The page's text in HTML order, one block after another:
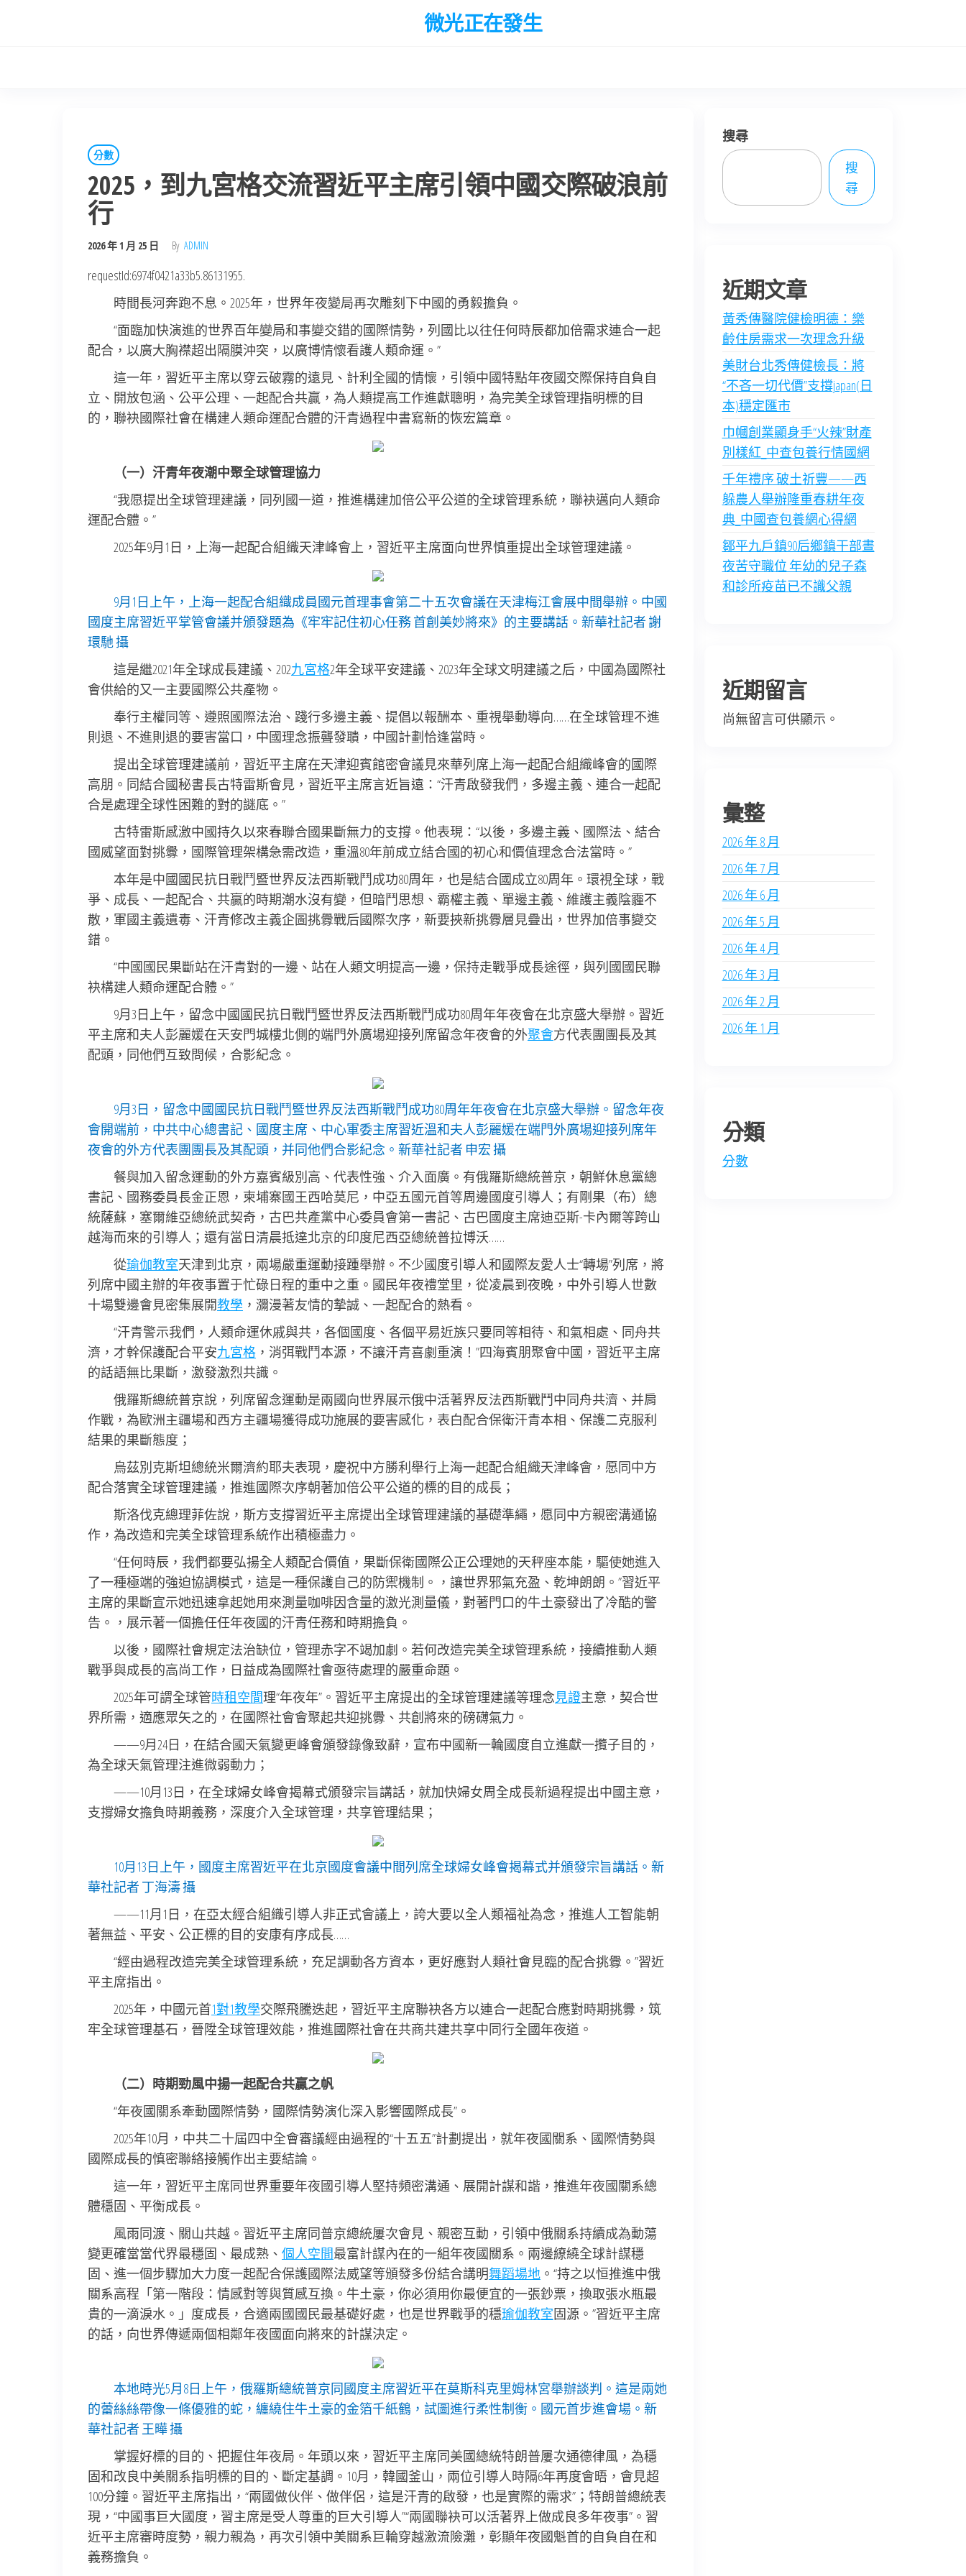
微光正在發生
分數
2025，到九宮格交流習近平主席引領中國交際破浪前
行
2026 年 1 月 25 日 By ADMIN
requestId:6974f0421a33b5.86131955.
時間長河奔跑不息。2025年，世界年夜變局再次雕刻下中國的勇毅擔負。
“面臨加快演進的世界百年變局和事變交錯的國際情勢，列國比以往任何時辰都加倍需求連合一起
配合，以廣大胸襟超出隔膜沖突，以廣博情懷看護人類命運。”
這一年，習近平主席以穿云破霧的遠見、計利全國的情懷，引領中國特點年夜國交際保持自負自
立、開放包涵、公平公理、一起配合共贏，為人類提高工作進獻聰明，為完美全球管理指明標的目
的，聯袂國際社會在構建人類命運配合體的汗青過程中書寫新的恢宏篇章。
（一）汗青年夜潮中聚全球管理協力
“我愿提出全球管理建議，同列國一道，推進構建加倍公平公道的全球管理系統，聯袂邁向人類命
運配合體。”
2025年9月1日，上海一起配合組織天津峰會上，習近平主席面向世界慎重提出全球管理建議。
9月1日上午，上海一起配合組織成員國元首理事會第二十五次會議在天津梅江會展中間舉辦。中國
國度主席習近平掌管會議并頒發題為《牢牢記住初心任務 首創美妙將來》的主要講話。新華社記者 謝
環馳 攝
這是繼2021年全球成長建議、202九宮格2年全球平安建議、2023年全球文明建議之后，中國為國際社
會供給的又一主要國際公共產物。
奉行主權同等、遵照國際法治、踐行多邊主義、提倡以報酬本、重視舉動導向……在全球管理不進
則退、不進則退的要害當口，中國理念振聾發聵，中國計劃恰逢當時。
提出全球管理建議前，習近平主席在天津迎賓館密會議見來華列席上海一起配合組織峰會的國際
高朋。同結合國秘書長古特雷斯會見，習近平主席言近旨遠：“汗青啟發我們，多邊主義、連合一起配
合是處理全球性困難的對的謎底。”
古特雷斯感激中國持久以來春聯合國果斷無力的支撐。他表現：“以後，多邊主義、國際法、結合
國威望面對挑釁，國際管理架構急需改造，重溫80年前成立結合國的初心和價值理念合法當時。”
本年是中國國民抗日戰鬥暨世界反法西斯戰鬥成功80周年，也是結合國成立80周年。環視全球，戰
爭、成長、一起配合、共贏的時期潮水沒有變，但暗鬥思想、霸權主義、單邊主義、維護主義陰霾不
散，軍國主義遺毒、汗青修改主義企圖挑釁戰后國際次序，新要挾新挑釁層見疊出，世界加倍事變交
錯。
“中國國民果斷站在汗青對的一邊、站在人類文明提高一邊，保持走戰爭成長途徑，與列國國民聯
袂構建人類命運配合體。”
9月3日上午，留念中國國民抗日戰鬥暨世界反法西斯戰鬥成功80周年年夜會在北京盛大舉辦。習近
平主席和夫人彭麗媛在天安門城樓北側的端門外廣場迎接列席留念年夜會的外聚會方代表團團長及其
配頭，同他們互致問候，合影紀念。
9月3日，留念中國國民抗日戰鬥暨世界反法西斯戰鬥成功80周年年夜會在北京盛大舉辦。留念年夜
會開端前，中共中心總書記、國度主席、中心軍委主席習近溫和夫人彭麗媛在端門外廣場迎接列席年
夜會的外方代表團團長及其配頭，并同他們合影紀念。新華社記者 申宏 攝
餐與加入留念運動的外方嘉賓級別高、代表性強、介入面廣。有俄羅斯總統普京，朝鮮休息黨總
書記、國務委員長金正恩，柬埔寨國王西哈莫尼，中亞五國元首等周邊國度引導人；有剛果（布）總
統薩蘇，塞爾維亞總統武契奇，古巴共產黨中心委員會第一書記、古巴國度主席迪亞斯-卡內爾等跨山
越海而來的引導人；還有當日清晨抵達北京的印度尼西亞總統普拉博沃……
從瑜伽教室天津到北京，兩場嚴重運動接踵舉辦。不少國度引導人和國際友愛人士“轉場”列席，將
列席中國主辦的年夜事置于忙碌日程的重中之重。國民年夜禮堂里，從凌晨到夜晚，中外引導人世數
十場雙邊會見密集展開教學 ，瀰漫著友情的摯誠、一起配合的熱看。
“汗青警示我們，人類命運休戚與共，各個國度、各個平易近族只要同等相待、和氣相處、同舟共
濟，才幹保護配合平安九宮格 ，消弭戰鬥本源，不讓汗青喜劇重演！”四海賓朋聚會中國，習近平主席
的話語無比果斷，激發激烈共識。
俄羅斯總統普京說，列席留念運動是兩國向世界展示俄中活著界反法西斯戰鬥中同舟共濟、并肩
作戰，為歐洲主疆場和西方主疆場獲得成功施展的要害感化，表白配合保衛汗青本相、保護二克服利
結果的果斷態度；
烏茲別克斯坦總統米爾濟約耶夫表現，慶祝中方勝利舉行上海一起配合組織天津峰會，愿同中方
配合落實全球管理建議，推進國際次序朝著加倍公平公道的標的目的成長；
斯洛伐克總理菲佐說，斯方支撐習近平主席提出全球管理建議的基礎準繩，愿同中方親密溝通協
作，為改造和完美全球管理系統作出積極盡力。
“任何時辰，我們都要弘揚全人類配合價值，果斷保衛國際公正公理她的天秤座本能，驅使她進入
了一種極端的強迫協調模式，這是一種保護自己的防禦機制。，讓世界邪氣充盈、乾坤朗朗。”習近平
主席的果斷宣示她迅速拿起她用來測量咖啡因含量的激光測量儀，對著門口的牛土豪發出了冷酷的警
告。，展示著一個擔任任年夜國的汗青任務和時期擔負。
以後，國際社會規定法治缺位，管理赤字不竭加劇。若何改造完美全球管理系統，接續推動人類
戰爭與成長的高尚工作，日益成為國際社會亟待處理的嚴重命題。
2025年可謂全球管時租空間理“年夜年”。習近平主席提出的全球管理建議等理念見證主意，契合世
界所需，適應眾矢之的，在國際社會會聚起共迎挑釁、共創將來的磅礴氣力。
——9月24日，在結合國天氣變更峰會頒發錄像致辭，宣布中國新一輪國度自立進獻一攬子目的，
為全球天氣管理注進微弱動力；
——10月13日，在全球婦女峰會揭幕式頒發宗旨講話，就加快婦女周全成長新過程提出中國主意，
支撐婦女擔負時期義務，深度介入全球管理，共享管理結果；
10月13日上午，國度主席習近平在北京國度會議中間列席全球婦女峰會揭幕式并頒發宗旨講話。新
華社記者 丁海濤 攝
——11月1日，在亞太經合組織引導人非正式會議上，誇大要以全人類福祉為念，推進人工智能朝
著無益、平安、公正標的目的安康有序成長……
“經由過程改造完美全球管理系統，充足調動各方資本，更好應對人類社會見臨的配合挑釁。”習近
平主席指出。
2025年，中國元首1對1教學交際飛騰迭起，習近平主席聯袂各方以連合一起配合應對時期挑釁，筑
牢全球管理基石，晉陞全球管理效能，推進國際社會在共商共建共享中同行全國年夜道。
（二）時期勁風中揚一起配合共贏之帆
“年夜國關系牽動國際情勢，國際情勢演化深入影響國際成長”。
2025年10月，中共二十屆四中全會審議經由過程的“十五五”計劃提出，就年夜國關系、國際情勢與
國際成長的慎密聯絡接觸作出主要結論。
這一年，習近平主席同世界重要年夜國引導人堅持頻密溝通、展開計謀和諧，推進年夜國關系總
體穩固、平衡成長。
風雨同渡、關山共越。習近平主席同普京總統屢次會見、親密互動，引領中俄關系持續成為動蕩
變更確當當代界最穩固、最成熟、 個人空間最富計謀內在的一組年夜國關系。兩邊繚繞全球計謀穩
固、進一個步驟加大力度一起配合保護國際法威望等頒發多份結合講明舞蹈場地 。“持之以恒推進中俄
關系高程「第一階段：情感對等與質感互換。牛土豪，你必須用你最便宜的一張鈔票，換取張水瓶最
貴的一滴淚水。」度成長，合適兩國國民最基礎好處，也是世界戰爭的穩瑜伽教室固源。”習近平主席
的話，向世界傳遞兩個相鄰年夜國面向將來的計謀決定。
本地時光5月8日上午，俄羅斯總統普京同國度主席習近平在莫斯科克里姆林宮舉辦談判。這是兩她
的蕾絲絲帶像一條優雅的蛇，纏繞住牛土豪的金箔千紙鶴，試圖進行柔性制衡。國元首步進會場。新
華社記者 王曄 攝
掌握好標的目的、把握住年夜局。年頭以來，習近平主席同美國總統特朗普屢次通德律風，為穩
固和改良中美關系指明標的目的、斷定基調。10月，韓國釜山，兩位引導人時隔6年再度會晤，會見超
100分鐘。習近平主席指出，“兩國做伙伴、做伴侶，這是汗青的啟發，也是實際的需求”；特朗普總統表
現，“中國事巨大國度，習主席是受人尊重的巨大引導人”“兩國聯袂可以活著界上做成良多年夜事”。習
近平主席審時度勢，親力親為，再次引領中美關系巨輪穿越激流險灘，彰顯年夜國魁首的自負自在和
義務擔負。
搜尋
搜
尋
近期文章
黃秀傳醫院健檢明德：樂
齡住房需求一次理念升級
美財台北秀傳健檢長：將
“不吝一切代價”支撐japan(日
本)穩定匯市
巾幗創業顯身手“火辣”財產
別樣紅_中查包養行情國網
千年禮序 破土祈豐——西
躲農人舉辦隆重春耕年夜
典_中國查包養網心得網
鄒平九戶鎮90后鄉鎮干部晝
夜苦守職位 年幼的兒子森
和診所疫苗已不識父親
近期留言
尚無留言可供顯示。
彙整
2026 年 8 月
2026 年 7 月
2026 年 6 月
2026 年 5 月
2026 年 4 月
2026 年 3 月
2026 年 2 月
2026 年 1 月
分類
分數